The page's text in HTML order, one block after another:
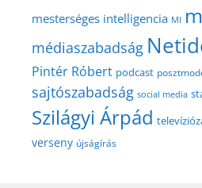
mesterséges intelligencia MI
médiaszabadság
Pintér Róbert podcast
sajtószabadság social media
Szilágyi Árpád
verseny újságírás